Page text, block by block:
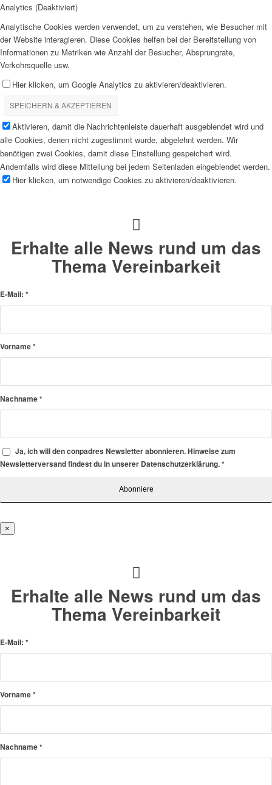
Analytics (Deaktiviert)
Analytische Cookies werden verwendet, um zu verstehen, wie Besucher mit
der Website interagieren. Diese Cookies helfen bei der Bereitstellung von
Informationen zu Metriken wie Anzahl der Besucher, Absprungrate,
Verkehrsquelle usw.
Hier klicken, um Google Analytics zu aktivieren/deaktivieren.
SPEICHERN & AKZEPTIEREN
Aktivieren, damit die Nachrichtenleiste dauerhaft ausgeblendet wird und
alle Cookies, denen nicht zugestimmt wurde, abgelehnt werden. Wir
benötigen zwei Cookies, damit diese Einstellung gespeichert wird.
Andernfalls wird diese Mitteilung bei jedem Seitenladen eingeblendet werden.
Hier klicken, um notwendige Cookies zu aktivieren/deaktivieren.
Erhalte alle News rund um das
Thema Vereinbarkeit
E-Mail: *
Vorname*
Nachname*
Ja, ich will den conpadres Newsletter abonnieren. Hinweise zum
Newsletterversand findest du in unserer Datenschutzerklärung.*
×
Erhalte alle News rund um das
Thema Vereinbarkeit
E-Mail: *
Vorname*
Nachname*